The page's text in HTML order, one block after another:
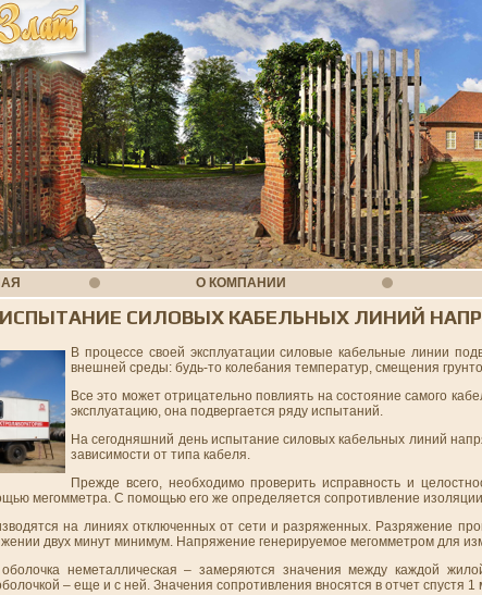
О КОМПАНИИ
ИСПЫТАНИЕ СИЛОВЫХ КАБЕЛЬНЫХ ЛИНИЙ
В процессе своей эксплуатации силовые кабельные линии
внешней среды: будь-то колебания температур, смещения
Все это может отрицательно повлиять на состояние самого
эксплуатацию, она подвергается ряду испытаний.
На сегодняшний день испытание силовых кабельных линий
зависимости от типа кабеля.
Прежде всего, необходимо проверить исправность и
мегомметра. С помощью его же определяется сопротивление
на линиях отключенных от сети и разряженных. Разряжение
двух минут минимум. Напряжение генерируемое мегомметром для
неметаллическая – замеряются значения между каждой
– еще и с ней. Значения сопротивления вносятся в отчет спустя